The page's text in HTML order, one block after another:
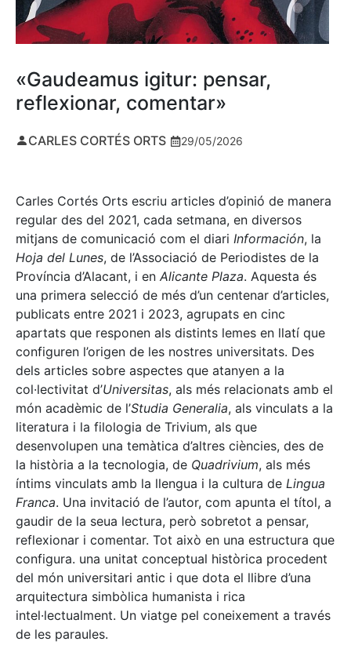
«Gaudeamus igitur: pensar,
reflexionar, comentar»
CARLES CORTÉS ORTS 29/05/2026
Carles Cortés Orts escriu articles d’opinió de manera
regular des del 2021, cada setmana, en diversos
mitjans de comunicació com el diari Información, la
Hoja del Lunes, de l’Associació de Periodistes de la
Província d’Alacant, i en Alicante Plaza. Aquesta és
una primera selecció de més d’un centenar d’articles,
publicats entre 2021 i 2023, agrupats en cinc
apartats que responen als distints lemes en llatí que
configuren l’origen de les nostres universitats. Des
dels articles sobre aspectes que atanyen a la
col·lectivitat d’Universitas, als més relacionats amb el
món acadèmic de l’Studia Generalia, als vinculats a la
literatura i la filologia de Trivium, als que
desenvolupen una temàtica d’altres ciències, des de
la història a la tecnologia, de Quadrivium, als més
íntims vinculats amb la llengua i la cultura de Lingua
Franca. Una invitació de l’autor, com apunta el títol, a
gaudir de la seua lectura, però sobretot a pensar,
reflexionar i comentar. Tot això en una estructura que
configura. una unitat conceptual històrica procedent
del món universitari antic i que dota el llibre d’una
arquitectura simbòlica humanista i rica
intel·lectualment. Un viatge pel coneixement a través
de les paraules.